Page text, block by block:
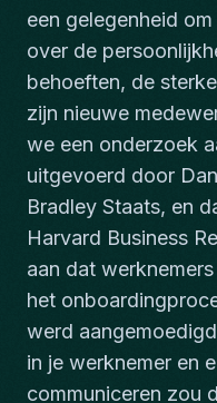
een gelegenheid
over de
behoeften, de
zijn nieuwe
we een onderzoek
uitgevoerd door
Bradley Staats, en
Harvard Business
aan dat
het
werd
in je werknemer en
communiceren zou